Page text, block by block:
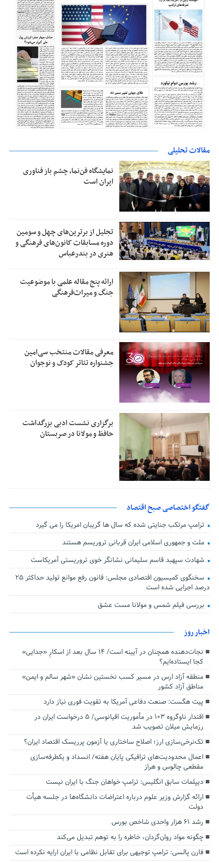
مقالات تحلیلی
نمایشگاه فن‌نما، چشم باز فناوری
ایران است
تجلیل از بر‌ترین‌های چهل و سومین
دوره مسابقات کانون‌های فرهنگی و
هنری در بندرعباس
ارائه پنج مقاله علمی با موضوعیت
جنگ و میراث‌فرهنگی
معرفی مقالات منتخب سی‌امین
جشنواره تئاتر کودک و نوجوان
برگزاری نشست ادبی بزرگداشت
حافظ و مولانا در صربستان
گفتگو اختصاصی صبح اقتصاد
ترامپ مرتکب جنایتی شده که سال ها گریبان امریکا را می گیرد
ملت و جمهوری اسلامی ایران قربانی تروریسم هستند
شهادت سپهبد قاسم سلیمانی نشانگر خوی تروریستی آمریکاست
سخنگوی کمیسیون اقتصادی مجلس: قانون رفع موانع تولید حداکثر ۲۵
درصد اجرایی شده است
بررسی فیلم شمس و مولانا مست عشق
اخبار روز
نجات‌دهنده‌ همچنان در آیینه است/ ۱۴ سال بعد از اسکارِ «جدایی»
کجا ایستاده‌ایم؟
منطقه آزاد ارس در مسیر کسب نخستین نشان «شهر سالم و ایمن»
مناطق آزاد کشور
پیت هگست: صنعت دفاعی آمریکا به تقویت فوری نیاز دارد
اقتدار ناوگروه ۱۰۳ در مأموریت‌ اقیانوسی/ ۵ درخواست ایران در
رزمایش میلان تصویب شد
تک‌نرخی‌سازی ارز؛ اصلاح ساختاری یا آزمون پرریسک اقتصاد ایران؟
اعمال محدودیت‌های ترافیکی پایان هفته/ انسداد و یکطرفه‌سازی
مقطعی چالوس و هراز
دیپلمات سابق انگلیس:‌ ترامپ خواهان جنگ با ایران نیست
ارائه گزارش وزیر علوم درباره اعتراضات دانشگاه‌ها در جلسه هیأت
دولت
رشد ۶۱ هزار واحدی شاخص بورس
چگونه مواد روان‌گردان، خاطره را به توهم تبدیل می‌کند
فارن پالسی: ترامپ توجیهی برای تقابل نظامی با ایران ارایه نکرده است